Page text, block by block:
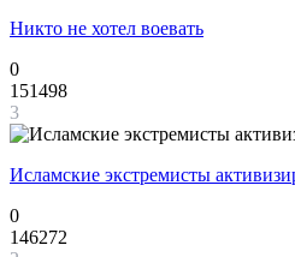
Никто не хотел воевать
0
151498
3
Исламские экстремисты
0
146272